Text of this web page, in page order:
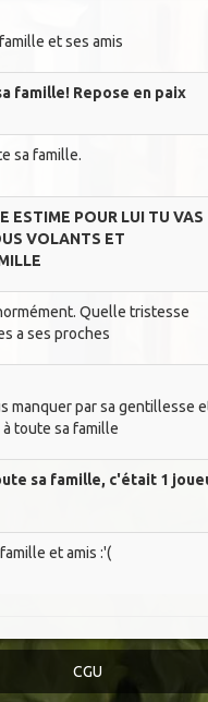
et ses amis
famille! Repose en paix
sa famille.
ESTIME POUR LUI TU VAS
VOLANTS ET
Quelle tristesse
a ses proches
manquer par sa gentillesse
toute sa famille
sa famille, c'était 1
et amis :'(
CGU